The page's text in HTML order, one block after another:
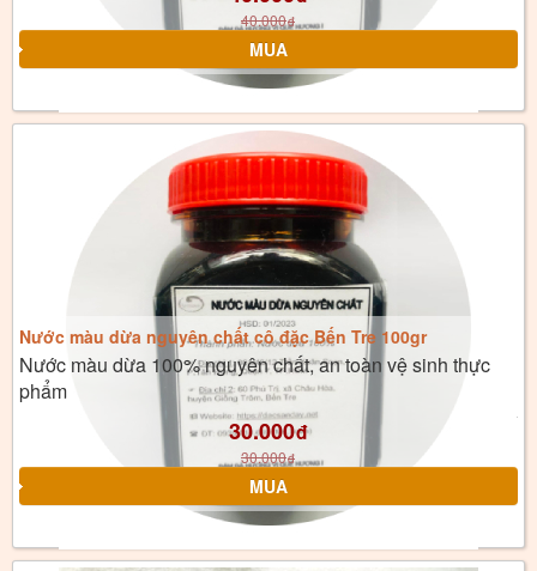
40.000đ
Nước màu dừa nguyên chất cô đặc Bến Tre 100gr
Nước màu dừa 100% nguyên chất, an toàn vệ sinh thực
phẩm
30.000đ
30.000đ